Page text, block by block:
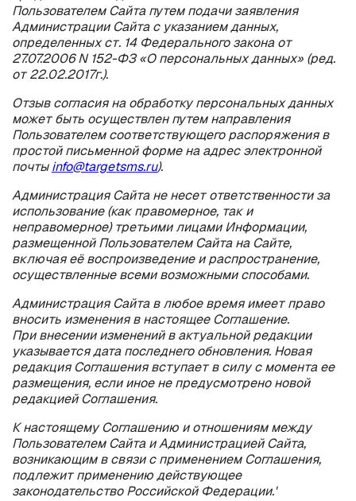
Пользователем Сайта путем подачи заявления
Администрации Сайта с указанием данных,
определенных ст. 14 Федерального закона от
27.07.2006 N 152-ФЗ «О персональных данных» (ред.
от 22.02.2017г.).
Отзыв согласия на обработку персональных данных
может быть осуществлен путем направления
Пользователем соответствующего распоряжения в
простой письменной форме на адрес электронной
почтыinfo@targetsms.ru).
Администрация Сайта не несет ответственности за
использование (как правомерное, так и
неправомерное) третьими лицами Информации,
размещенной Пользователем Сайта на Сайте,
включая её воспроизведение и распространение,
осуществленные всеми возможными способами.
Администрация Сайта в любое время имеет право
вносить изменения в настоящее Соглашение.
При внесении изменений в актуальной редакции
указывается дата последнего обновления. Новая
редакция Соглашения вступает в силу с момента ее
размещения, если иное не предусмотрено новой
редакцией Соглашения.
К настоящему Соглашению и отношениям между
Пользователем Сайта и Администрацией Сайта,
возникающим в связи с применением Соглашения,
подлежит применению действующее
законодательство Российской Федерации.'